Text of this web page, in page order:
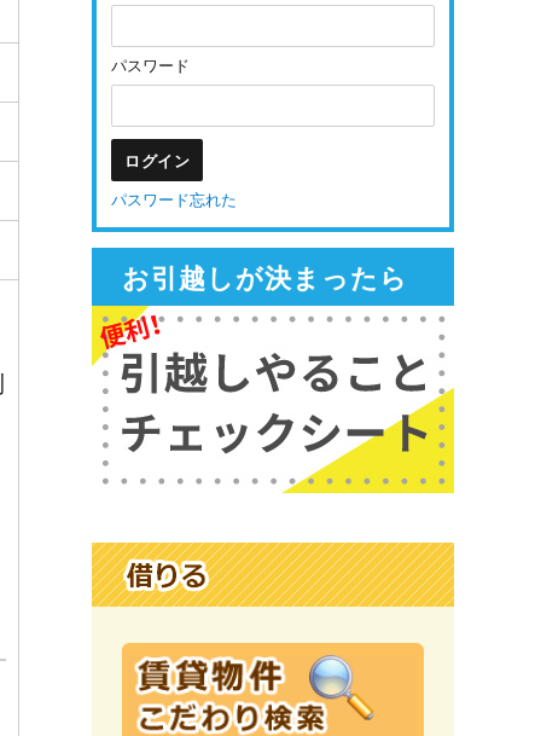
パスワード
パスワード忘れた
お引越しが決まったら